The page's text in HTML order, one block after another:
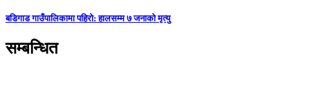
बडिगाड गाउँपालिकामा पहिरो: हालसम्म ७ जनाको मृत्यु
सम्बन्धित